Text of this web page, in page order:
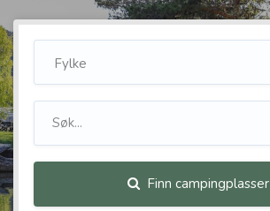
Finn campingplasser